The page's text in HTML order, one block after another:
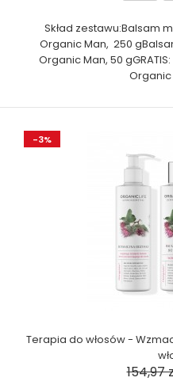
Skład zestawu:Balsam
Organic Man, 250
Organic Man, 50
Organic
-3%
Terapia do włosów -
154,97